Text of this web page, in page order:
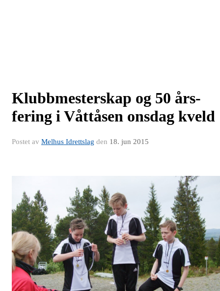
Klubbmesterskap og 50 års-
fering i Våttåsen onsdag kveld
Postet av Melhus Idrettslag den 18. jun 2015